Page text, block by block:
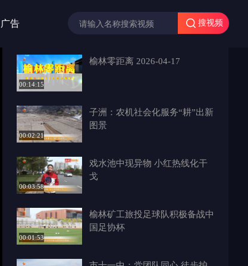
广告 搜视频
00:14:15
榆林零距离 2026-04-17
00:02:21
子洲：农机社会化服务“耕”出新
图景
00:03:58
戏水池中现异物 小红热线化干
戈
00:01:53
榆林矿工旅投足球队积极备战中
国足协杯